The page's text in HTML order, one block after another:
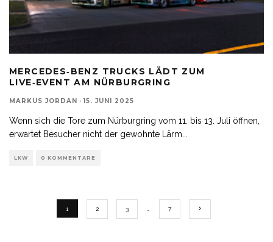
MERCEDES‑BENZ TRUCKS LÄDT ZUM
LIVE‑EVENT AM NÜRBURGRING
MARKUS JORDAN · 15. JUNI 2025
Wenn sich die Tore zum Nürburgring vom 11. bis 13. Juli öffnen,
erwartet Besucher nicht der gewohnte Lärm
LKW 0 KOMMENTARE
1 2 3 7